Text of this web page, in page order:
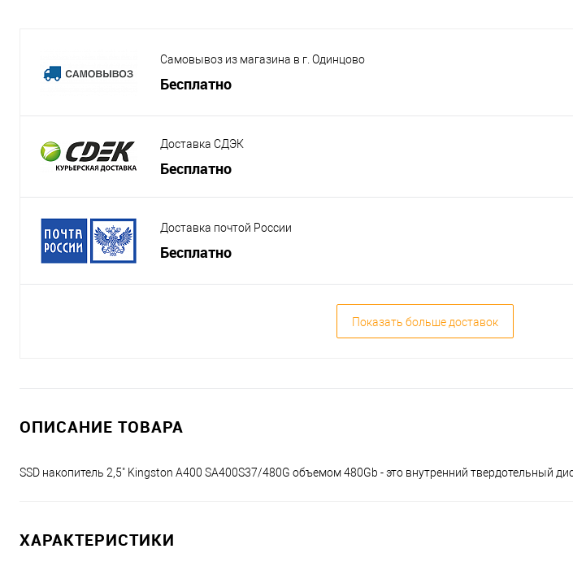
Самовывоз из магазина в г. Одинцово
Бесплатно
Доставка СДЭК
Бесплатно
Доставка почтой России
Бесплатно
Показать больше доставок
ОПИСАНИЕ ТОВАРА
SSD накопитель 2,5" Kingston A400 SA400S37/480G объемом 480Gb - это внутренний твердотельный
ХАРАКТЕРИСТИКИ